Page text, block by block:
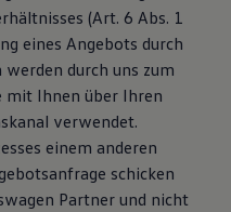
(Art. 6 Abs. 1
eines Angebots durch
durch uns zum
mit Ihnen über Ihren
verwendet.
einem anderen
schicken
Partner und nicht